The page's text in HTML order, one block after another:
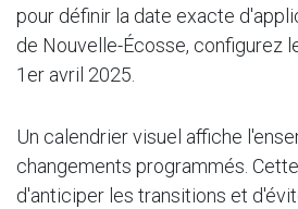
pour définir la date exacte
de Nouvelle-Écosse, configurez
1er avril 2025.
Un calendrier visuel affiche
changements programmés.
d'anticiper les transitions et